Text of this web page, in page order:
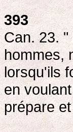
393
Can. 23.
hommes,
lorsqu'ils
en
prépare